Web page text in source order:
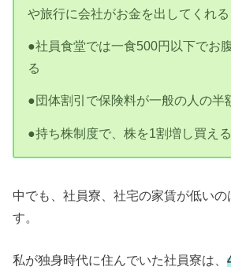
や旅行に会社がお金を出してくれる
●社員食堂では一食500円以下でお
る
●団体割引で保険料が一般の人の半
●持ち株制度で、株を1割増し買える
中でも、社員寮、社宅の家賃が低いの
す。
私が独身時代に住んでいた社員寮は、